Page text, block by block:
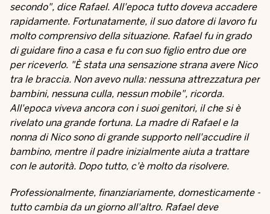
secondo", dice Rafael. All'epoca tutto doveva accadere
rapidamente. Fortunatamente, il suo datore di lavoro fu
molto comprensivo della situazione. Rafael fu in grado
di guidare fino a casa e fu con suo figlio entro due ore
per riceverlo. "È stata una sensazione strana avere Nico
tra le braccia. Non avevo nulla: nessuna attrezzatura per
bambini, nessuna culla, nessun mobile", ricorda.
All'epoca viveva ancora con i suoi genitori, il che si è
rivelato una grande fortuna. La madre di Rafael e la
nonna di Nico sono di grande supporto nell'accudire il
bambino, mentre il padre inizialmente aiuta a trattare
con le autorità. Dopo tutto, c'è molto da risolvere.
Professionalmente, finanziariamente, domesticamente -
tutto cambia da un giorno all'altro. Rafael deve